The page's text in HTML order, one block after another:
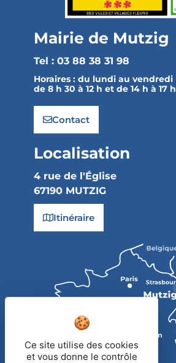
Mairie de Mutzig
Tel : 03 88 38 31 98
Horaires : du lundi au vendredi
de 8 h 30 à 12 h et de 14 h à 17 h
Contact
Localisation
4 rue de l'Église
67190 MUTZIG
Itinéraire
Ce site utilise des cookies
et vous donne le contrôle